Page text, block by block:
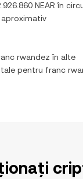
NEAR în
rwandez în alte
pentru franc